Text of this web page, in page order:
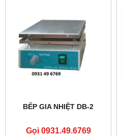
BẾP GIA NHIỆT DB-2
Gọi 0931.49.6769